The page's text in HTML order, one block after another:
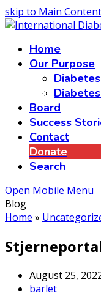
skip to Main Content
Home
Our Purpose
Board
Success
Contact
Donate
Search
Open Mobile Menu
Blog
Home »
August 25,
barlet